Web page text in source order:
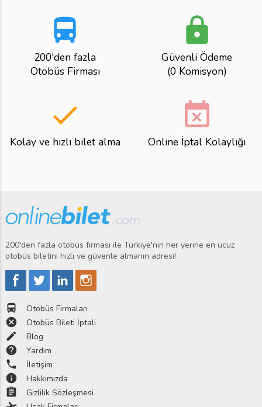
directions_bus
200'den fazla
Otobüs Firması
lock
Güvenli Ödeme
(0 Komisyon)
done
Kolay ve hızlı bilet alma
event_busy
Online İptal Kolaylığı
200'den fazla otobüs firması ile Türkiye'nin her yerine en ucuz
otobüs biletini hızlı ve güvenle almanın adresi!
directions_bus Otobüs Firmaları
cancel Otobüs Bileti İptali
edit Blog
help Yardım
phone İletişim
info Hakkımızda
assignment Gizlilik Sözleşmesi